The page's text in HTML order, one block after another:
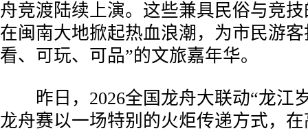
舟竞渡陆续上演。这些兼具民俗与竞
在闽南大地掀起热血浪潮，为市民游
看、可玩、可品”的文旅嘉年华。
昨日，2026全国龙舟大联动“龙江
龙舟赛以一场特别的火炬传递方式，